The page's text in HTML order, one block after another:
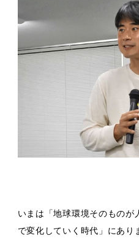
いまは「地球環境そのものが
で変化していく時代」にあり